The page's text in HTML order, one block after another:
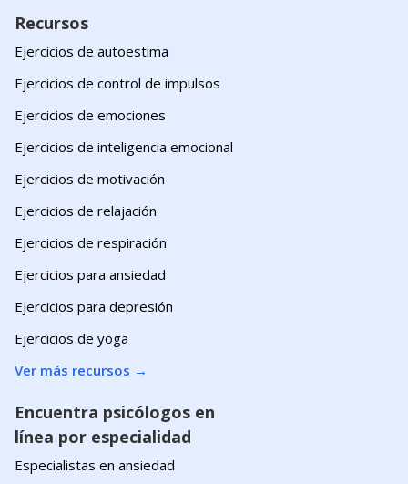
Recursos
Ejercicios de autoestima
Ejercicios de control de impulsos
Ejercicios de emociones
Ejercicios de inteligencia emocional
Ejercicios de motivación
Ejercicios de relajación
Ejercicios de respiración
Ejercicios para ansiedad
Ejercicios para depresión
Ejercicios de yoga
Ver más recursos →
Encuentra psicólogos en
línea por especialidad
Especialistas en ansiedad